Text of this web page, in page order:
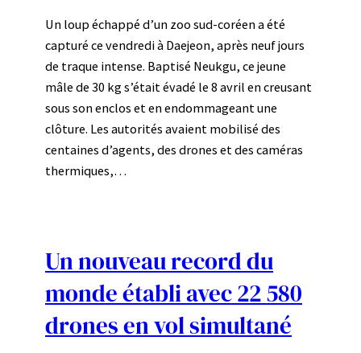
Un loup échappé d’un zoo sud-coréen a été
capturé ce vendredi à Daejeon, après neuf jours
de traque intense. Baptisé Neukgu, ce jeune
mâle de 30 kg s’était évadé le 8 avril en creusant
sous son enclos et en endommageant une
clôture. Les autorités avaient mobilisé des
centaines d’agents, des drones et des caméras
thermiques,…
Un nouveau record du
monde établi avec 22 580
drones en vol simultané